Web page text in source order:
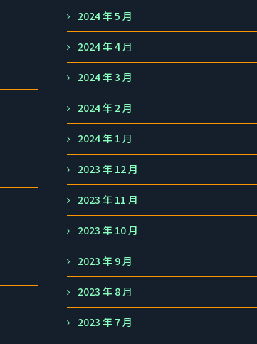
2024 年 5 月
2024 年 4 月
2024 年 3 月
2024 年 2 月
2024 年 1 月
2023 年 12 月
2023 年 11 月
2023 年 10 月
2023 年 9 月
2023 年 8 月
2023 年 7 月